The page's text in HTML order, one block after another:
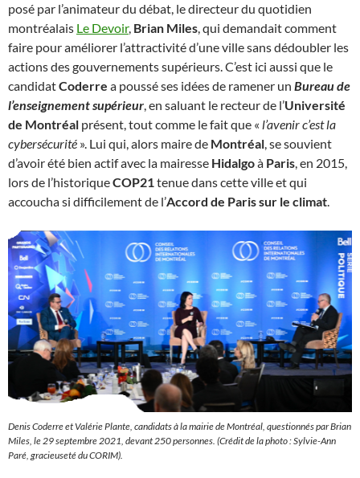
posé par l’animateur du débat, le directeur du quotidien
montréalais Le Devoir, Brian Miles, qui demandait comment
faire pour améliorer l’attractivité d’une ville sans dédoubler les
actions des gouvernements supérieurs. C’est ici aussi que le
candidatCoderre a poussé ses idées de ramener un Bureau de
l’enseignement supérieur, en saluant le recteur de l’Université
de Montréal présent, tout comme le fait que « l’avenir c’est la
cybersécurité ». Lui qui, alors maire de Montréal, se souvient
d’avoir été bien actif avec la mairesse Hidalgoà Paris, en 2015,
lors de l’historiqueCOP21tenue dans cette ville et qui
accoucha si difficilement de l’Accord de Paris sur le climat.
Denis Coderre et Valérie Plante, candidats à la mairie de Montréal, questionnés par Brian
Miles, le 29 septembre 2021, devant 250 personnes. (Crédit de la photo : Sylvie-Ann
Paré, gracieuseté du CORIM).